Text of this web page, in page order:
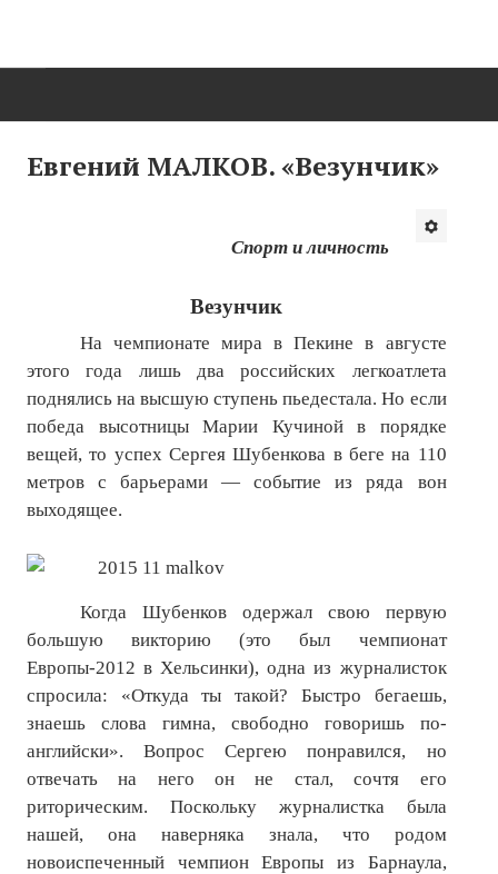
О журнале
Памяти Игоря Сосновского
Презентация новых книг
Редакционный совет
Нам пишут
Политика обработки персональных данных
Согласие на обработку персональных данных
АРХИВ
2025 г.
№ 10
№ 11
№ 12
Евгений МАЛКОВ. «Везунчик»
Спорт и личность
Везунчик
На чемпионате мира в Пекине в августе
этого года лишь два российских легкоатлета
поднялись на высшую ступень пьедестала. Но если
победа высотницы Марии Кучиной в порядке
вещей, то успех Сергея Шубенкова в беге на 110
метров с барьерами — событие из ряда вон
выходящее.
Когда Шубенков одержал свою первую
большую викторию (это был чемпионат
Европы-2012 в Хельсинки), одна из журналисток
спросила: «Откуда ты такой? Быстро бегаешь,
знаешь слова гимна, свободно говоришь по-
английски». Вопрос Сергею понравился, но
отвечать на него он не стал, сочтя его
риторическим. Поскольку журналистка была
нашей, она наверняка знала, что родом
новоиспеченный чемпион Европы из Барнаула,